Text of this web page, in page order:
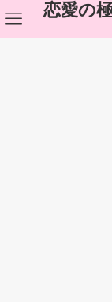
恋愛の